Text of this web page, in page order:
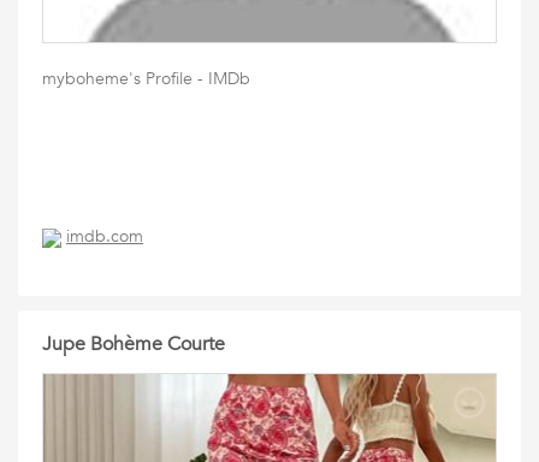
myboheme's Profile - IMDb
imdb.com
Jupe Bohème Courte